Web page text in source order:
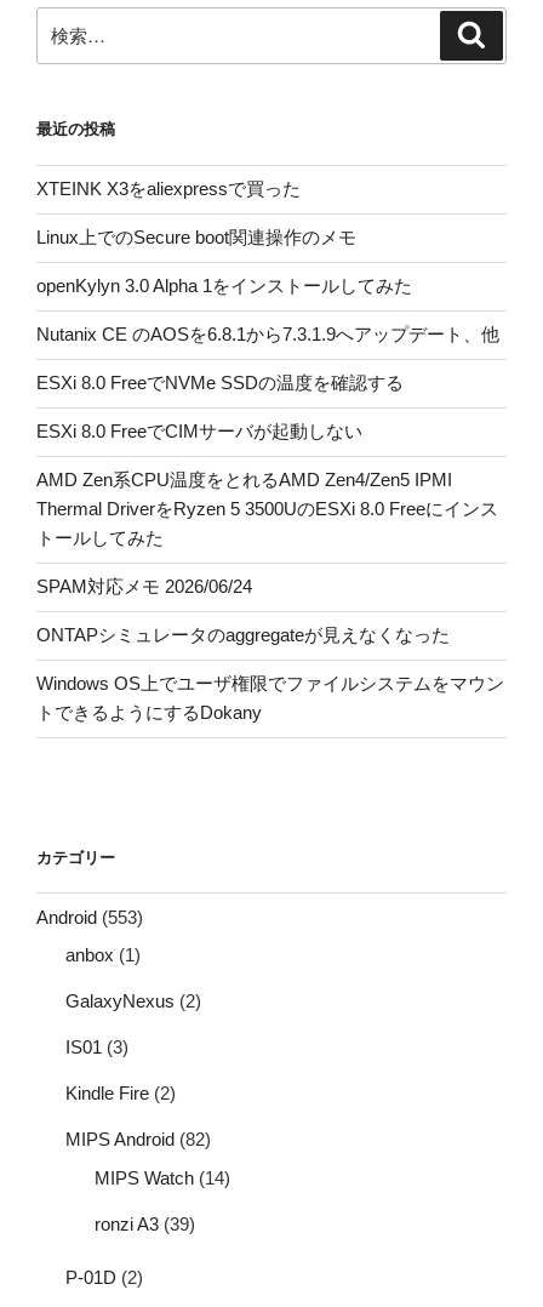
ー
ジ
り
ジ
索:
最近の投稿
XTEINK X3をaliexpressで買った
Linux上でのSecure boot関連操作のメモ
openKylyn 3.0 Alpha 1をインストールしてみた
Nutanix CE のAOSを6.8.1から7.3.1.9へアップデート、他
ESXi 8.0 FreeでNVMe SSDの温度を確認する
ESXi 8.0 FreeでCIMサーバが起動しない
AMD Zen系CPU温度をとれるAMD Zen4/Zen5 IPMI
Thermal DriverをRyzen 5 3500UのESXi 8.0 Freeにインス
トールしてみた
SPAM対応メモ 2026/06/24
ONTAPシミュレータのaggregateが見えなくなった
Windows OS上でユーザ権限でファイルシステムをマウン
トできるようにするDokany
カテゴリー
Android (553)
anbox (1)
GalaxyNexus (2)
IS01 (3)
Kindle Fire (2)
MIPS Android (82)
MIPS Watch (14)
ronzi A3 (39)
P-01D (2)